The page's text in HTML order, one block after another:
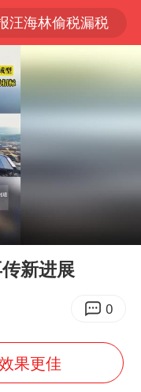
汪海林偷税漏税
定体验
涨回1300元
富婆带资进组给自己硬加60多场吻戏
性内裤 颜面尽失
最大单周涨幅
出场
梁家辉：到内地拍戏不是北上是回归
声明甩不了锅
新进展
0
果更佳